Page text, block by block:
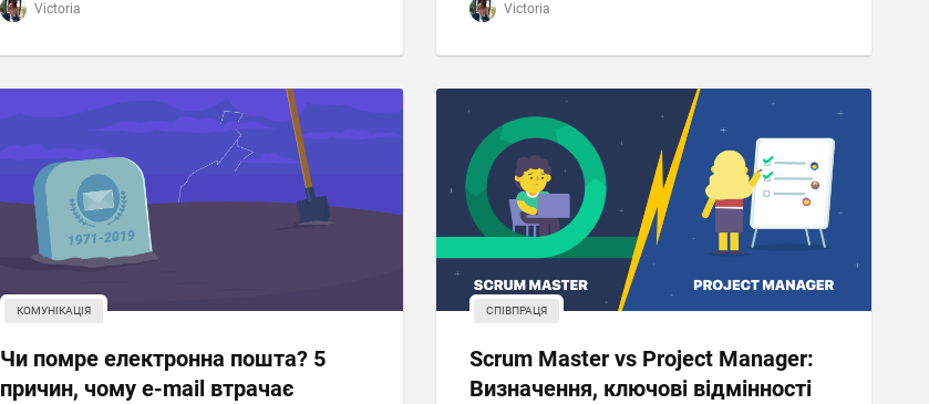
Victoria Victoria
КОМУНІКАЦІЯ
Чи помре електронна пошта? 5
причин, чому e-mail втрачає
СПІВПРАЦЯ
Scrum Master vs Project Manager:
Визначення, ключові відмінності